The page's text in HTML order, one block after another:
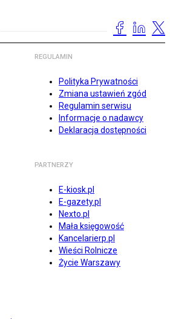
REGULAMIN
Polityka Prywatności
Zmiana ustawień zgód
Regulamin serwisu
Informacje o nadawcy
Deklaracja dostępności
PARTNERZY
E-kiosk.pl
E-gazety.pl
Nexto.pl
Mała księgowość
Kancelarierp.pl
Wieści Rolnicze
Życie Warszawy